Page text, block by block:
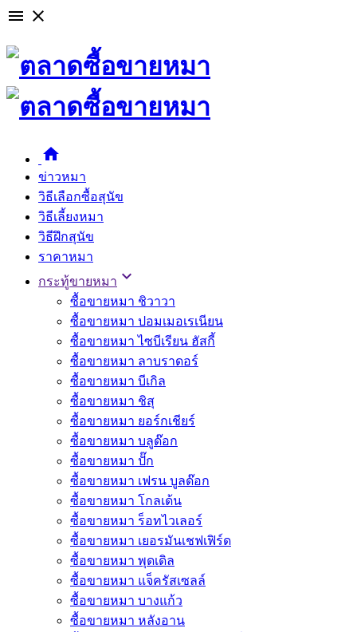
 close

ข่าวหมา
วิธีเลือกซื้อสุนัข
วิธีเลี้ยงหมา
วิธีฝึกสุนัข
ราคาหมา
กระทู้ขายหมา 
ซื้อขายหมา ชิวาวา
ซื้อขายหมา ปอมเมอเรเนียน
ซื้อขายหมา ไซบีเรียน ฮัสกี้
ซื้อขายหมา ลาบราดอร์
ซื้อขายหมา บีเกิล
ซื้อขายหมา ชิสุ
ซื้อขายหมา ยอร์กเชียร์
ซื้อขายหมา บลูด๊อก
ซื้อขายหมา ปั๊ก
ซื้อขายหมา เฟรน บูลด๊อก
ซื้อขายหมา โกลเด้น
ซื้อขายหมา ร็อทไวเลอร์
ซื้อขายหมา เยอรมันเชฟเฟิร์ด
ซื้อขายหมา พุดเดิล
ซื้อขายหมา แจ็ครัสเซลล์
ซื้อขายหมา บางแก้ว
ซื้อขายหมา หลังอาน